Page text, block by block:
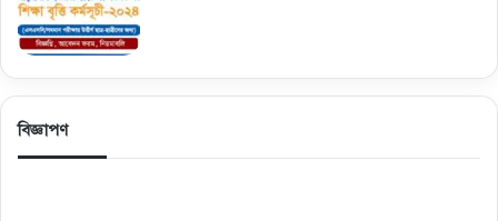
বিজ্ঞাপণ